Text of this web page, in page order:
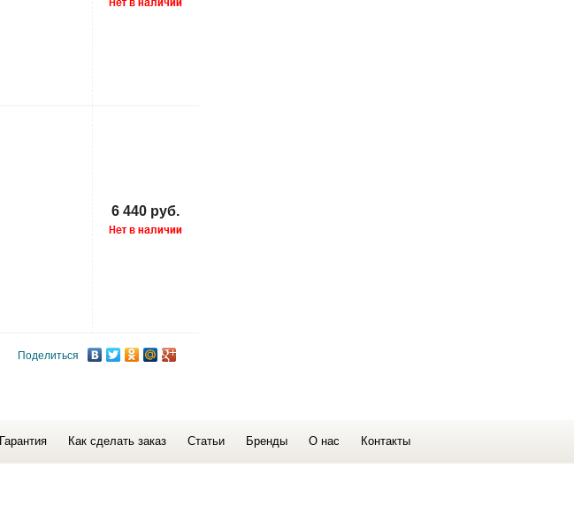
6 440 руб.
Поделиться
Гарантия Как сделать заказ Статьи Бренды О нас Контакты